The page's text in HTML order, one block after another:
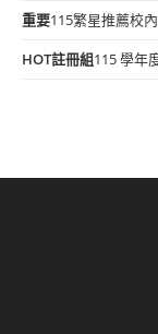
重要115繁星推薦校
HOT註冊組115 學年